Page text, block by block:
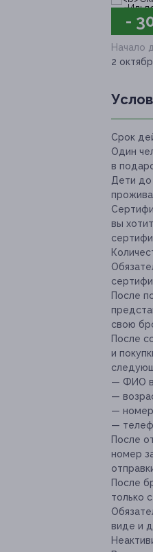
-
Начало
2
Срок
Один
в
Дети до
вы
После
свою
После
и
— ФИО
—
— номер
—
После
номер
После
только
виде и